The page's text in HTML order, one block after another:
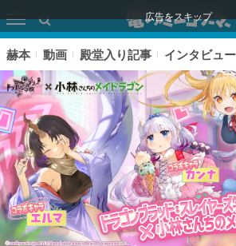
広告をスキップ
赫本 動画 殿堂入り記事 インタビュー